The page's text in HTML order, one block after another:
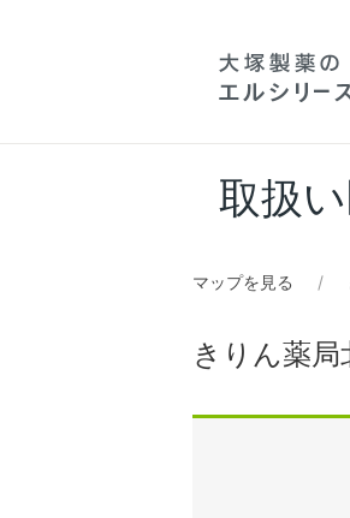
取扱
マップを見る
きりん薬局